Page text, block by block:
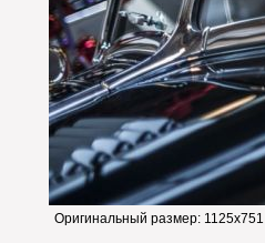
Оригинальный размер: